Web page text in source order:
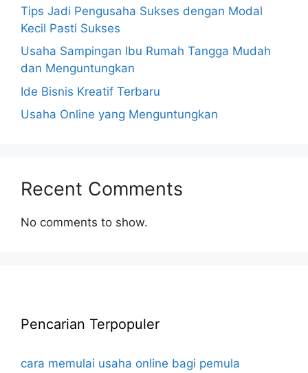
Tips Jadi Pengusaha Sukses dengan Modal
Kecil Pasti Sukses
Usaha Sampingan Ibu Rumah Tangga Mudah
dan Menguntungkan
Ide Bisnis Kreatif Terbaru
Usaha Online yang Menguntungkan
Recent Comments
No comments to show.
Pencarian Terpopuler
cara memulai usaha online bagi pemula